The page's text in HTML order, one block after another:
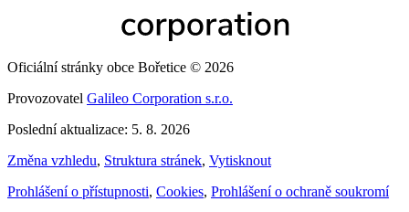
Oficiální stránky obce Bořetice © 2026
Provozovatel Galileo Corporation s.r.o.
Poslední aktualizace: 5. 8. 2026
Změna vzhledu, Struktura stránek, Vytisknout
Prohlášení o přístupnosti, Cookies, Prohlášení o ochraně soukromí